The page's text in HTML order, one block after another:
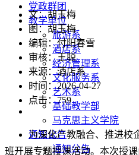
党政群团
教学单位
旅游系
酒店系
经济管理系
文化服务系
艺术系
基础教学部
马克思主义学院
通知公告
通知公告
文：胡玉梅
图：胡玉梅
编辑：付阳春雪
审核：王聪
来源：酒店系
时间：2026-04-27
点击：759
为深化产教融合、推进校
班开展专题授课活动。本次授